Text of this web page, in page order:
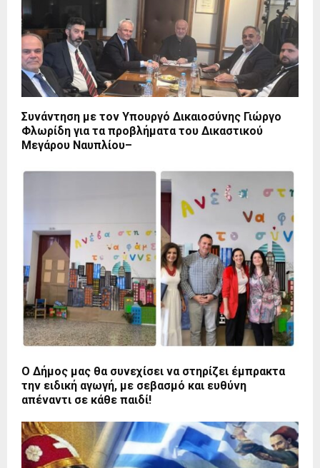
Συνάντηση με τον Υπουργό Δικαιοσύνης Γιώργο
Φλωρίδη για τα προβλήματα του Δικαστικού
Μεγάρου Ναυπλίου–
Ο Δήμος μας θα συνεχίσει να στηρίζει έμπρακτα
την ειδική αγωγή, με σεβασμό και ευθύνη
απέναντι σε κάθε παιδί!